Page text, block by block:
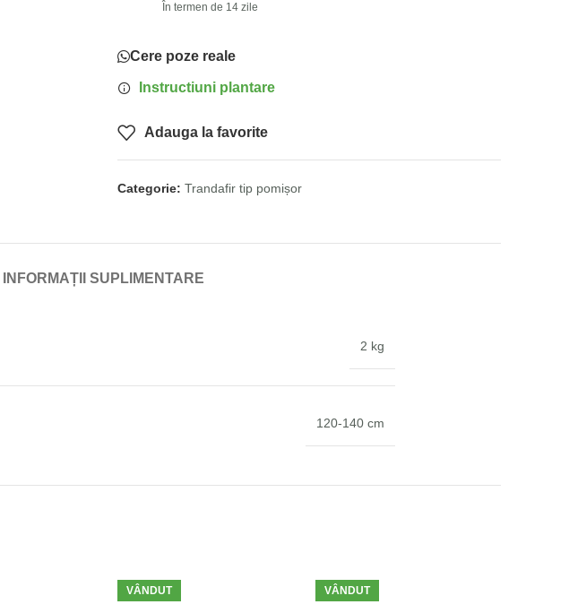
În termen de 14 zile
Cere poze reale
Instructiuni plantare
Adauga la favorite
Categorie: Trandafir tip pomișor
INFORMAȚII SUPLIMENTARE
2 kg
120-140 cm
VÂNDUT VÂNDUT